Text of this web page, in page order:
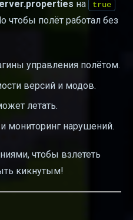
на true
чтобы полёт работал без
управления полётом.
версий и модов.
летать.
мониторинг нарушений.
чтобы взлететь
кикнутым!